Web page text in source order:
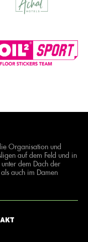
Organisation und
auf dem Feld und in
dem Dach der
auch im Damen